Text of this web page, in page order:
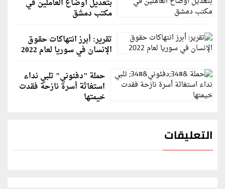
بتعديل أوضاع العاملين في
مكتب دمشق
تقرير: أبرز انتهاكات حقوق
الإنسان في سوريا لعام 2022
حملة "دفئوني" تلبي نداء
استغاثة أسرة نازحة فقدت
خيمتها
التعليقات